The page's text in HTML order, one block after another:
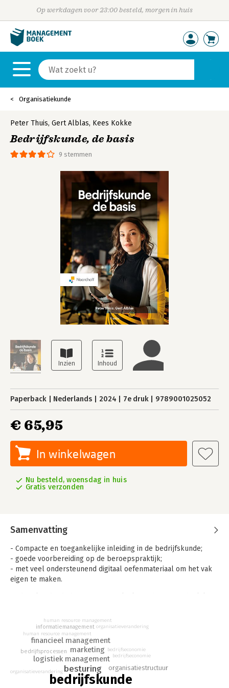
Op werkdagen voor 23:00 besteld, morgen in huis
Organisatiekunde
9 stemmen
Peter Thuis, Gert Alblas, Kees Kokke
Bedrijfskunde, de basis
Paperback Nederlands 2024 7e druk 9789001025052
€ 65,95
In winkelwagen
Nu besteld, woensdag in huis
Gratis verzonden
Samenvatting
- Compacte en toegankelijke inleiding in de bedrijfskunde;
- goede voorbereiding op de beroepspraktijk;
- met veel ondersteunend digitaal oefenmateriaal om het vak
eigen te maken.
drie delen. Het eerste deel beschrijft de inrichting en
besturing van bedrijven vanuit verschillende invalshoeken.
Deel twee behandelt de functionele deelgebieden en
ontwerp- en besturingsvraagstukken.
In het derde deel staan de processen binnen het bedrijf als
geheel centraal. Ieder hoofdstuk start met een casus uit de
beroepspraktijk en sluit af met vraagstukken en cases, zodat
bedrijfskunde
besturing
logistiek management
marketing
financieel management
organisatiestructuur
human resource management
organisatieverandering
informatiemanagement
bedrijfseconomie
human resource management
bedrijfsprocessen
organisatieverandering
bedrijfseconomie